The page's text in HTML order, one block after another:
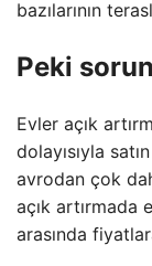
bazılarının
Peki
Evler açık
dolayısıyla
avrodan çok
açık artırmada
arasında